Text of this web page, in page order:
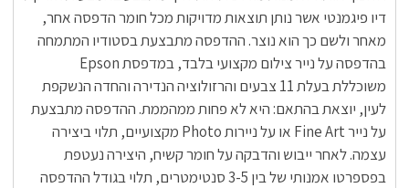
דיו פיגמנטי אשר נותן תוצאות מדויקות מכל חומר הדפסה אחר,
מאחר ולשם כך הוא נוצר. ההדפסה מתבצעת בסטודיו המתמחה
בהדפסה על נייר צילום מקצועי בלבד, במדפסת Epson
משוכללת בעלת 11 צבעים והרזולוציה הנדירה והחדה הנשקפת
לעין, יוצאת בהתאם: היא לא פחות ממהממת. ההדפסה מתבצעת
על נייר Fine Art או על ניירות Photo מקצועיים, תלוי ביצירה
עצמה. לאחר ייבוש והדבקה על חומר קשיח, היצירה נעטפת
בפספרטו אמנותי של בין 3-5 סנטימטרים, תלוי בגודל ההדפסה